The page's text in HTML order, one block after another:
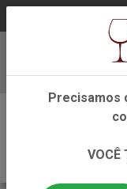
Precisamos
VOCÊ